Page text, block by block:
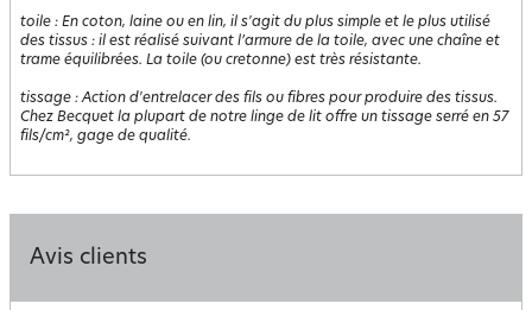
toile : En coton, laine ou en lin, il s'agit du plus simple et le plus utilisé
des tissus : il est réalisé suivant l’armure de la toile, avec une chaîne et
trame équilibrées. La toile (ou cretonne) est très résistante.
tissage :Action d'entrelacer des fils ou fibres pour produire des tissus.
Chez Becquet la plupart de notre linge de lit offre un tissage serré en 57
fils/cm², gage de qualité.
Avis clients